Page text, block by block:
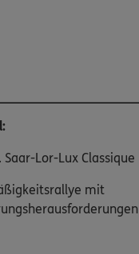
Saar-Lor-Lux Classique
mit